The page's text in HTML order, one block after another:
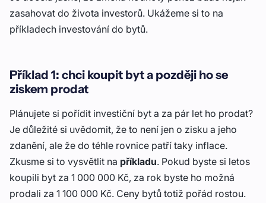
zasahovat do života investorů. Ukážeme si to na
příkladech investování do bytů.
Příklad 1: chci koupit byt a později ho se
ziskem prodat
Plánujete si pořídit investiční byt a za pár let ho prodat?
Je důležité si uvědomit, že to není jen o zisku a jeho
zdanění, ale že do téhle rovnice patří taky inflace.
Zkusme si to vysvětlit na příkladu. Pokud byste si letos
koupili byt za 1 000 000 Kč, za rok byste ho možná
prodali za 1 100 000 Kč. Ceny bytů totiž pořád rostou.